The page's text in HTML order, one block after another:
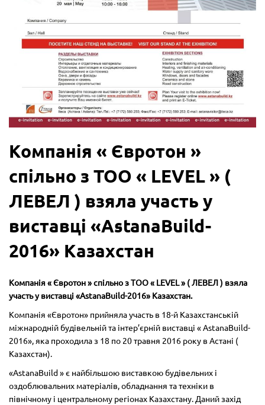
Компанія « Євротон »
спільно з ТОО « LEVEL » (
ЛЕВЕЛ ) взяла участь у
виставці «AstanaBuild-
2016» Казахстан
Компанія « Євротон » спільно з ТОО « LEVEL » ( ЛЕВЕЛ ) взяла
участь у виставці «AstanaBuild-2016» Казахстан.
Компанія «Євротон» прийняла участь в 18-й Казахстанській
міжнародній будівельній та інтер’єрній виставці « AstanaBuild-
2016», яка проходила з 18 по 20 травня 2016 року в Астані (
Казахстан).
«AstanaBuild » є найбільшою виставкою будівельних і
оздоблювальних матеріалів, обладнання та техніки в
північному і центральному регіонах Казахстану. Даний захід